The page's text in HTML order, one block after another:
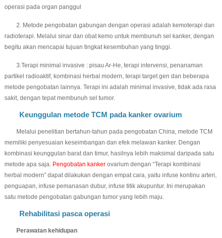
operasi pada organ panggul
2. Metode pengobatan gabungan dengan operasi adalah kemoterapi dan
radioterapi. Melalui sinar dan obat kemo untuk membunuh sel kanker, dengan
begitu akan mencapai tujuan tingkat kesembuhan yang tinggi.
3.Terapi minimal invasive : pisau Ar-He, terapi intervensi, penanaman
partikel radioaktif, kombinasi herbal modern, terapi target gen dan beberapa
metode pengobatan lainnya. Terapi ini adalah minimal invasive, tidak ada rasa
sakit, dengan tepat membunuh sel tumor.
Keunggulan metode TCM pada kanker ovarium
Melalui penelitian bertahun-tahun pada pengobatan China, metode TCM
memiliki penyesuaian keseimbangan dan efek melawan kanker. Dengan
kombinasi keunggulan barat dan timur, hasilnya lebih maksimal daripada satu
metode apa saja. Pengobatan kankerovarium dengan “Terapi kombinasi
herbal modern” dapat dilakukan dengan empat cara, yaitu infuse kontinu arteri,
penguapan, infuse pemanasan dubur, infuse titik akupuntur. Ini merupakan
satu metode pengobatan gabungan tumor yang lebih maju.
Rehabilitasi pasca operasi
Perawatan kehidupan